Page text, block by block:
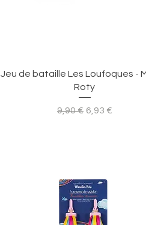
Aperçu rapide
Jeu de bataille Les Loufoques -
Roty
Prix original
9,90 € Prix
6,93 €